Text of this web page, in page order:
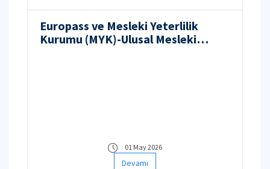
Europass ve Mesleki Yeterlilik
Kurumu (MYK)-Ulusal Mesleki
01 May 2026
Devamı